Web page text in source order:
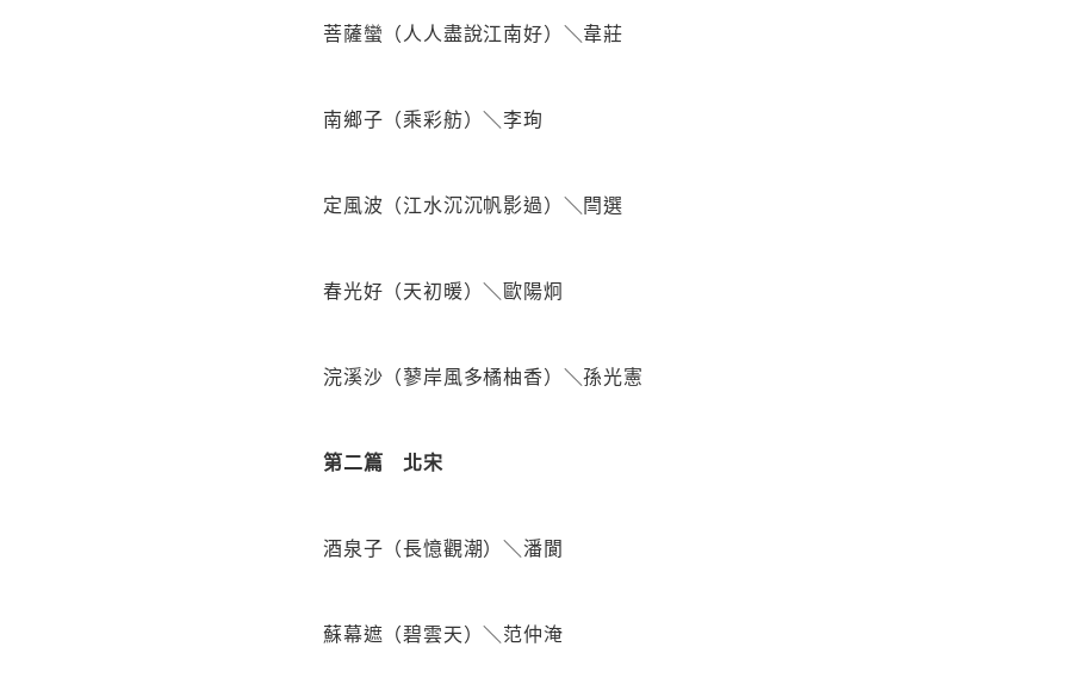
菩薩蠻（人人盡說江南好）＼韋莊
南鄉子（乘彩舫）＼李珣
定風波（江水沉沉帆影過）＼閆選
春光好（天初暖）＼歐陽炯
浣溪沙（蓼岸風多橘柚香）＼孫光憲
第二篇 北宋
酒泉子（長憶觀潮）＼潘閬
蘇幕遮（碧雲天）＼范仲淹